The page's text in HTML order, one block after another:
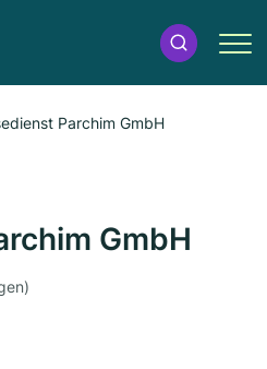
Parchim GmbH
GmbH